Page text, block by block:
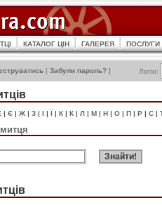
КАТАЛОГ ЦІН ГАЛЕРЕЯ ПОСЛУГИ
| Забули пароль? ] Логін:
| Є | Ж | З | І | Ї | К | К | Л | М | Н | О | П | Р | С |
митця